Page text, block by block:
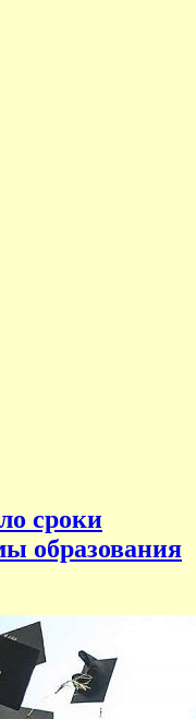
сроки
образования